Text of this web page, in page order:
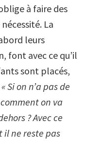
à faire des
La
leurs
font avec ce qu’il
sont placés,
«Si on n’a pas de
on va
? Avec ce
il ne reste pas